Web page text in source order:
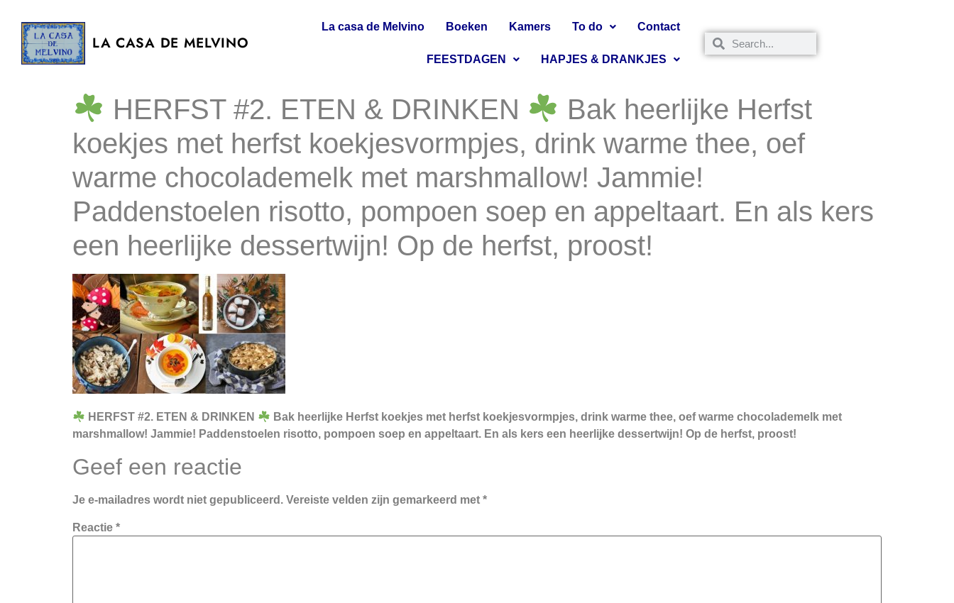
LA CASA DE MELVINO
La casa de Melvino Boeken Kamers To do Contact
FEESTDAGEN HAPJES & DRANKJES
HERFST #2. ETEN & DRINKEN
Bak heerlijke Herfst
koekjes met herfst koekjesvormpjes, drink warme thee, oef
warme chocolademelk met marshmallow! Jammie!
Paddenstoelen risotto, pompoen soep en appeltaart. En als kers
een heerlijke dessertwijn! Op de herfst, proost!
HERFST #2. ETEN & DRINKEN
Bak heerlijke Herfst koekjes met herfst koekjesvormpjes, drink warme thee, oef warme chocolademelk met
marshmallow! Jammie! Paddenstoelen risotto, pompoen soep en appeltaart. En als kers een heerlijke dessertwijn! Op de herfst, proost!
Geef een reactie
Je e-mailadres wordt niet gepubliceerd. Vereiste velden zijn gemarkeerd met *
Reactie *